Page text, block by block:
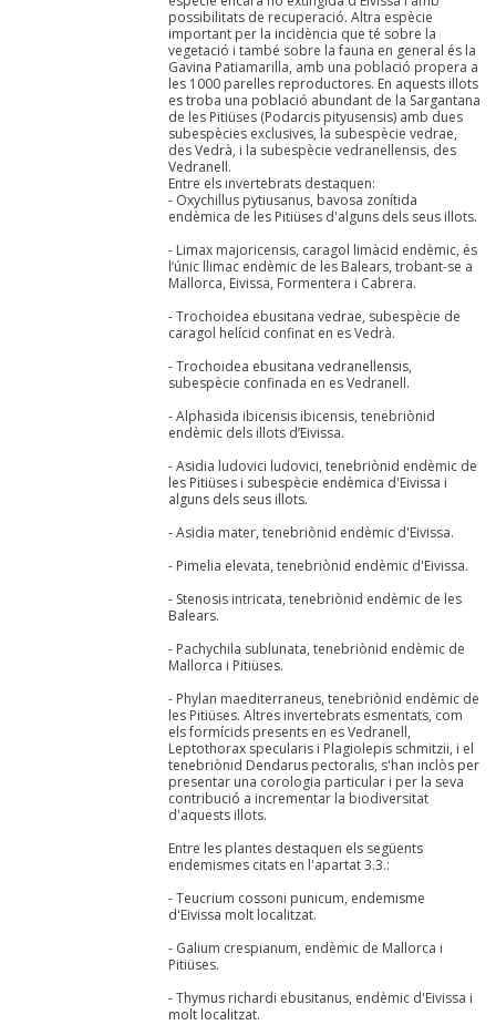
possibilitats de recuperació. Altra espècie
important per la incidència que té sobre la
vegetació i també sobre la fauna en general és la
Gavina Patiamarilla, amb una població propera a
les 1000 parelles reproductores. En aquests illots
es troba una població abundant de la Sargantana
de les Pitiüses (Podarcis pityusensis) amb dues
subespècies exclusives, la subespècie vedrae,
des Vedrà, i la subespècie vedranellensis, des
Vedranell.
Entre els invertebrats destaquen:
- Oxychillus pytiusanus, bavosa zonítida
endèmica de les Pitiüses d'alguns dels seus illots.
- Limax majoricensis, caragol limàcid endèmic, és
l’únic llimac endèmic de les Balears, trobant-se a
Mallorca, Eivissa, Formentera i Cabrera.
- Trochoidea ebusitana vedrae, subespècie de
caragol helícid confinat en es Vedrà.
- Trochoidea ebusitana vedranellensis,
subespècie confinada en es Vedranell.
- Alphasida ibicensis ibicensis, tenebriònid
endèmic dels illots d’Eivissa.
- Asidia ludovici ludovici, tenebriònid endèmic de
les Pitiüses i subespècie endèmica d'Eivissa i
alguns dels seus illots.
- Asidia mater, tenebriònid endèmic d'Eivissa.
- Pimelia elevata, tenebriònid endèmic d'Eivissa.
- Stenosis intricata, tenebriònid endèmic de les
Balears.
- Pachychila sublunata, tenebriònid endèmic de
Mallorca i Pitiüses.
- Phylan maediterraneus, tenebriònid endèmic de
les Pitiüses. Altres invertebrats esmentats, com
els formícids presents en es Vedranell,
Leptothorax specularis i Plagiolepis schmitzii, i el
tenebriònid Dendarus pectoralis, s'han inclòs per
presentar una corologia particular i per la seva
contribució a incrementar la biodiversitat
d'aquests illots.
Entre les plantes destaquen els següents
endemismes citats en l'apartat 3.3.:
- Teucrium cossoni punicum, endemisme
d'Eivissa molt localitzat.
- Galium crespianum, endèmic de Mallorca i
Pitiüses.
- Thymus richardi ebusitanus, endèmic d'Eivissa i
molt localitzat.